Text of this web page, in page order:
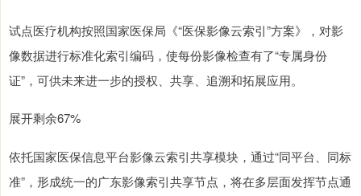
试点医疗机构按照国家医保局《“医保影像云索引”方案》，对影
像数据进行标准化索引编码，使每份影像检查有了“专属身份
证”，可供未来进一步的授权、共享、追溯和拓展应用。
展开剩余67%
依托国家医保信息平台影像云索引共享模块，通过“同平台、同标
准”，形成统一的广东影像索引共享节点，将在多层面发挥节点通